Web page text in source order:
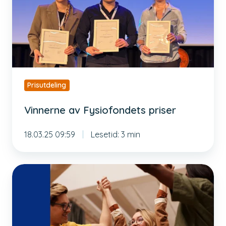
Prisutdeling
Vinnerne av Fysiofondets priser
18.03.25 09:59 Lesetid: 3 min
Ny
innsending